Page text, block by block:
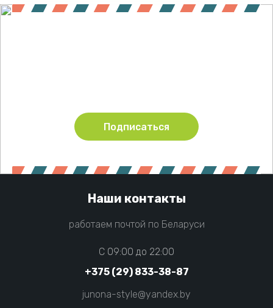
Подписаться
Наши контакты
работаем почтой по Беларуси
C 09:00 до 22:00
+375 (29) 833-38-87
junona-style@yandex.by